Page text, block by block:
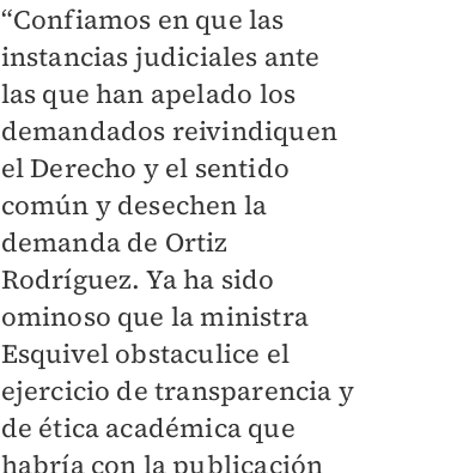
“Confiamos en que las
instancias judiciales ante
las que han apelado los
demandados reivindiquen
el Derecho y el sentido
común y desechen la
demanda de Ortiz
Rodríguez. Ya ha sido
ominoso que la ministra
Esquivel obstaculice el
ejercicio de transparencia y
de ética académica que
habría con la publicación